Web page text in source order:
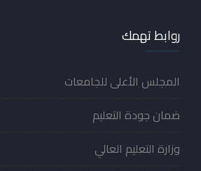
روابط تهمك
المجلس الأعلى للجامعات
ضمان جودة التعليم
وزارة التعليم العالي